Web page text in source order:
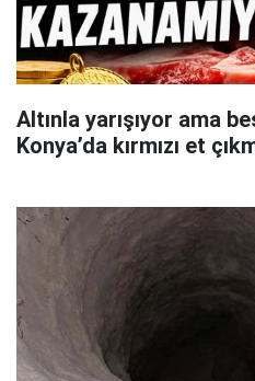
Altınla yarışıyor ama
Konya’da kırmızı et